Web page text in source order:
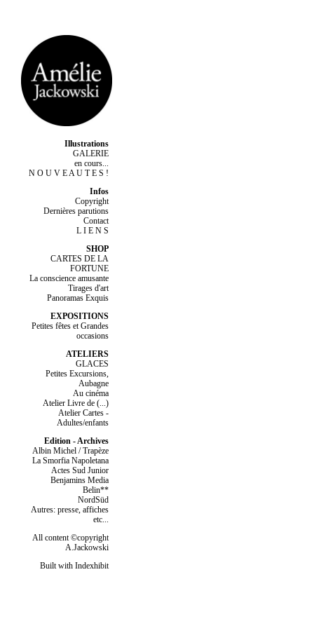
Illustrations
GALERIE
en cours...
N O U V E A U T E S !
Infos
Copyright
Dernières parutions
Contact
L I E N S
SHOP
CARTES DE LA
FORTUNE
La conscience amusante
Tirages d'art
Panoramas Exquis
EXPOSITIONS
Petites fêtes et Grandes
occasions
ATELIERS
GLACES
Petites Excursions,
Aubagne
Au cinéma
Atelier Livre de (...)
Atelier Cartes -
Adultes/enfants
Edition - Archives
Albin Michel / Trapèze
La Smorfia Napoletana
Actes Sud Junior
Benjamins Media
Belin**
NordSüd
Autres: presse, affiches
etc...
All content ©copyright
A.Jackowski
Built with Indexhibit